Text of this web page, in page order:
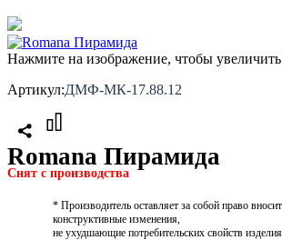
Нажмите на изображение, чтобы увеличить
Артикул:ДМФ-МК-17.88.12
Romana Пирамида
Снят с производства
* Производитель оставляет за собой право
конструктивные изменения,
не ухудшающие потребительских свойств изделия